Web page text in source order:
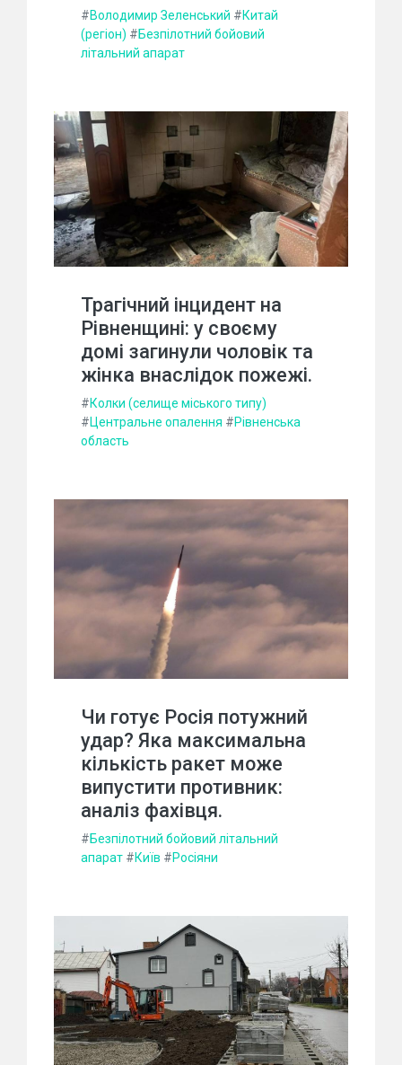
#Володимир Зеленський #Китай
(регіон) #Безпілотний бойовий
літальний апарат
Трагічний інцидент на
Рівненщині: у своєму
домі загинули чоловік та
жінка внаслідок пожежі.
#Колки (селище міського типу)
#Центральне опалення #Рівненська
область
Чи готує Росія потужний
удар? Яка максимальна
кількість ракет може
випустити противник:
аналіз фахівця.
#Безпілотний бойовий літальний
апарат #Київ #Росіяни